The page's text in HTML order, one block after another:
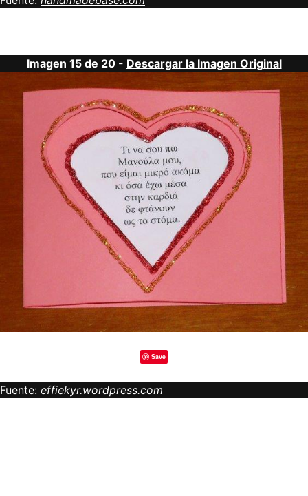
Imagen 15 de 20 - Descargar la Imagen Original
Save
Fuente: effiekyr.wordpress.com